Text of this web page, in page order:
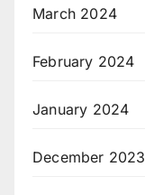
March 2024
February 2024
January 2024
December 2023